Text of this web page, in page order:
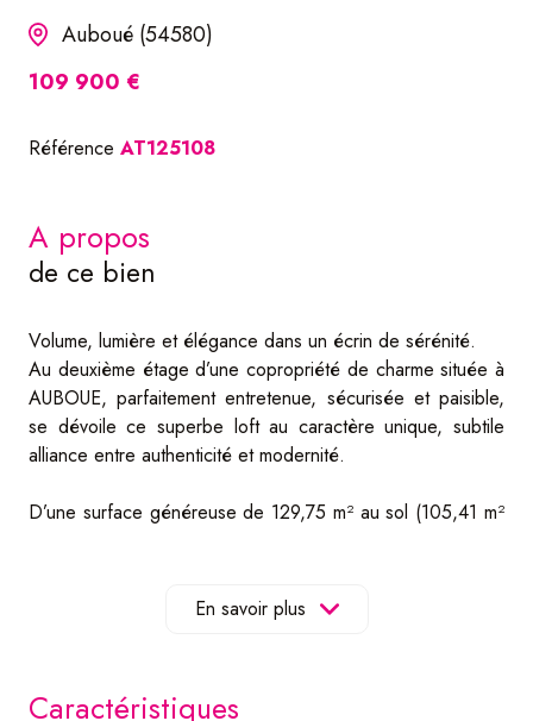
Auboué (54580)
109 900 €
Référence AT125108
a propos
de ce bien
Volume, lumière et élégance dans un écrin de sérénité.
Au deuxième étage d’une copropriété de charme située à
AUBOUE, parfaitement entretenue, sécurisée et paisible,
se dévoile ce superbe loft au caractère unique, subtile
alliance entre authenticité et modernité.
D’une surface généreuse de 129,75 m² au sol (105,41 m²
luminosité naturelle et sa belle hauteur sous plafond,
offrant une sensation d’espace rare.
accueille un séjour élégant prolongé par une cuisine
En savoir plus
caractéristiques